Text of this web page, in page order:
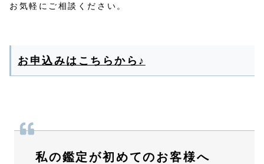
お気軽にご相談ください。
お申込みはこちらから♪
私の鑑定が初めてのお客様へ